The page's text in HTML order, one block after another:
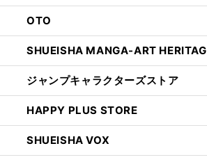
OTO
SHUEISHA MANGA-ART
ジャンプキャラクターズストア
HAPPY PLUS STORE
SHUEISHA VOX